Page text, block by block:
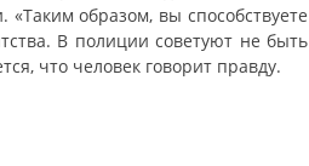
образом, вы способствуете
В полиции советуют не быть
что человек говорит правду.